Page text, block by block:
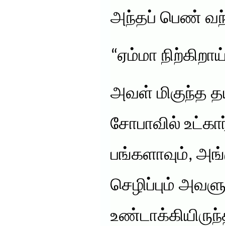
அந்தப் பெண்
“ஏம்மா
அவள் மிகுந்த
சோபாவில்
பங்களாவும்,
செழிப்பும்